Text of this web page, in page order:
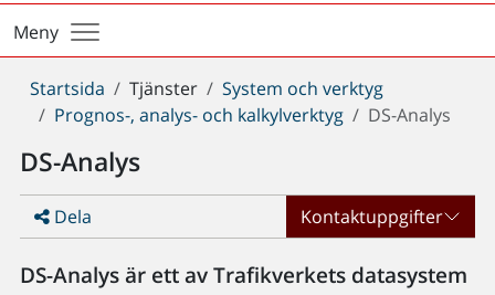
Meny
Du
är
Startsida Tjänster
System och verktyg
Prognos-, analys- och kalkylverktyg
DS-Analys
DS-Analys
Dela Kontaktuppgifter
DS-Analys är ett av Trafikverkets datasystem